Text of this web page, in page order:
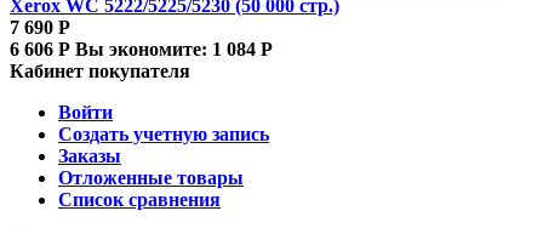
Xerox WC 5222/5225/5230 (50 000 стр.)
7 690 Р
6 606 Р Вы экономите: 1 084 Р
Кабинет покупателя
Войти
Создать учетную запись
Заказы
Отложенные товары
Список сравнения